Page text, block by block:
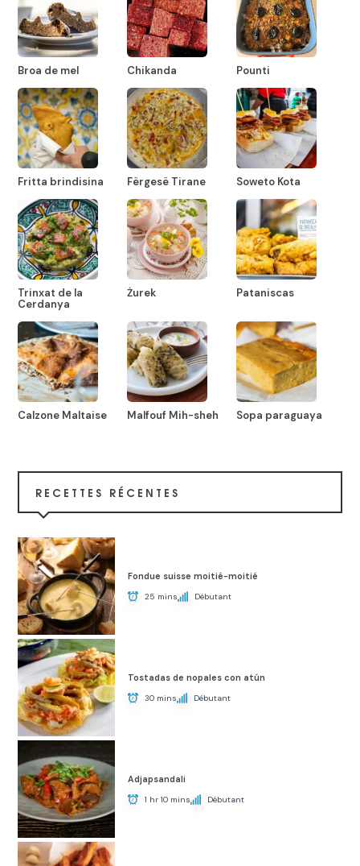
Broa de mel Chikanda Pounti
Fritta brindisina Fërgesë Tirane Soweto Kota
Trinxat de la
Cerdanya
Żurek Pataniscas
Calzone Maltaise Malfouf Mih-sheh Sopa paraguaya
RECETTES RÉCENTES
Fondue suisse moitié-moitié
25 mins Débutant
Tostadas de nopales con atún
30 mins Débutant
Adjapsandali
1 hr 10 mins Débutant